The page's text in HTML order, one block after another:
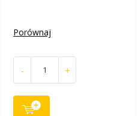
Porównaj
- +